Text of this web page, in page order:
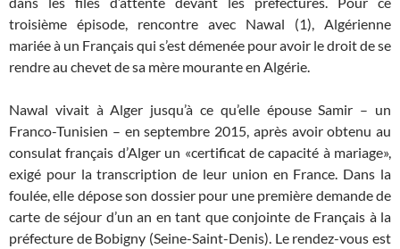
troisième épisode, rencontre avec Nawal (1), Algérienne
mariée à un Français qui s’est démenée pour avoir le droit de se
rendre au chevet de sa mère mourante en Algérie.
Nawal vivait à Alger jusqu’à ce qu’elle épouse Samir – un
Franco-Tunisien – en septembre 2015, après avoir obtenu au
consulat français d’Alger un «certificat de capacité à mariage»,
exigé pour la transcription de leur union en France. Dans la
foulée, elle dépose son dossier pour une première demande de
carte de séjour d’un an en tant que conjointe de Français à la
préfecture de Bobigny (Seine-Saint-Denis). Le rendez-vous est